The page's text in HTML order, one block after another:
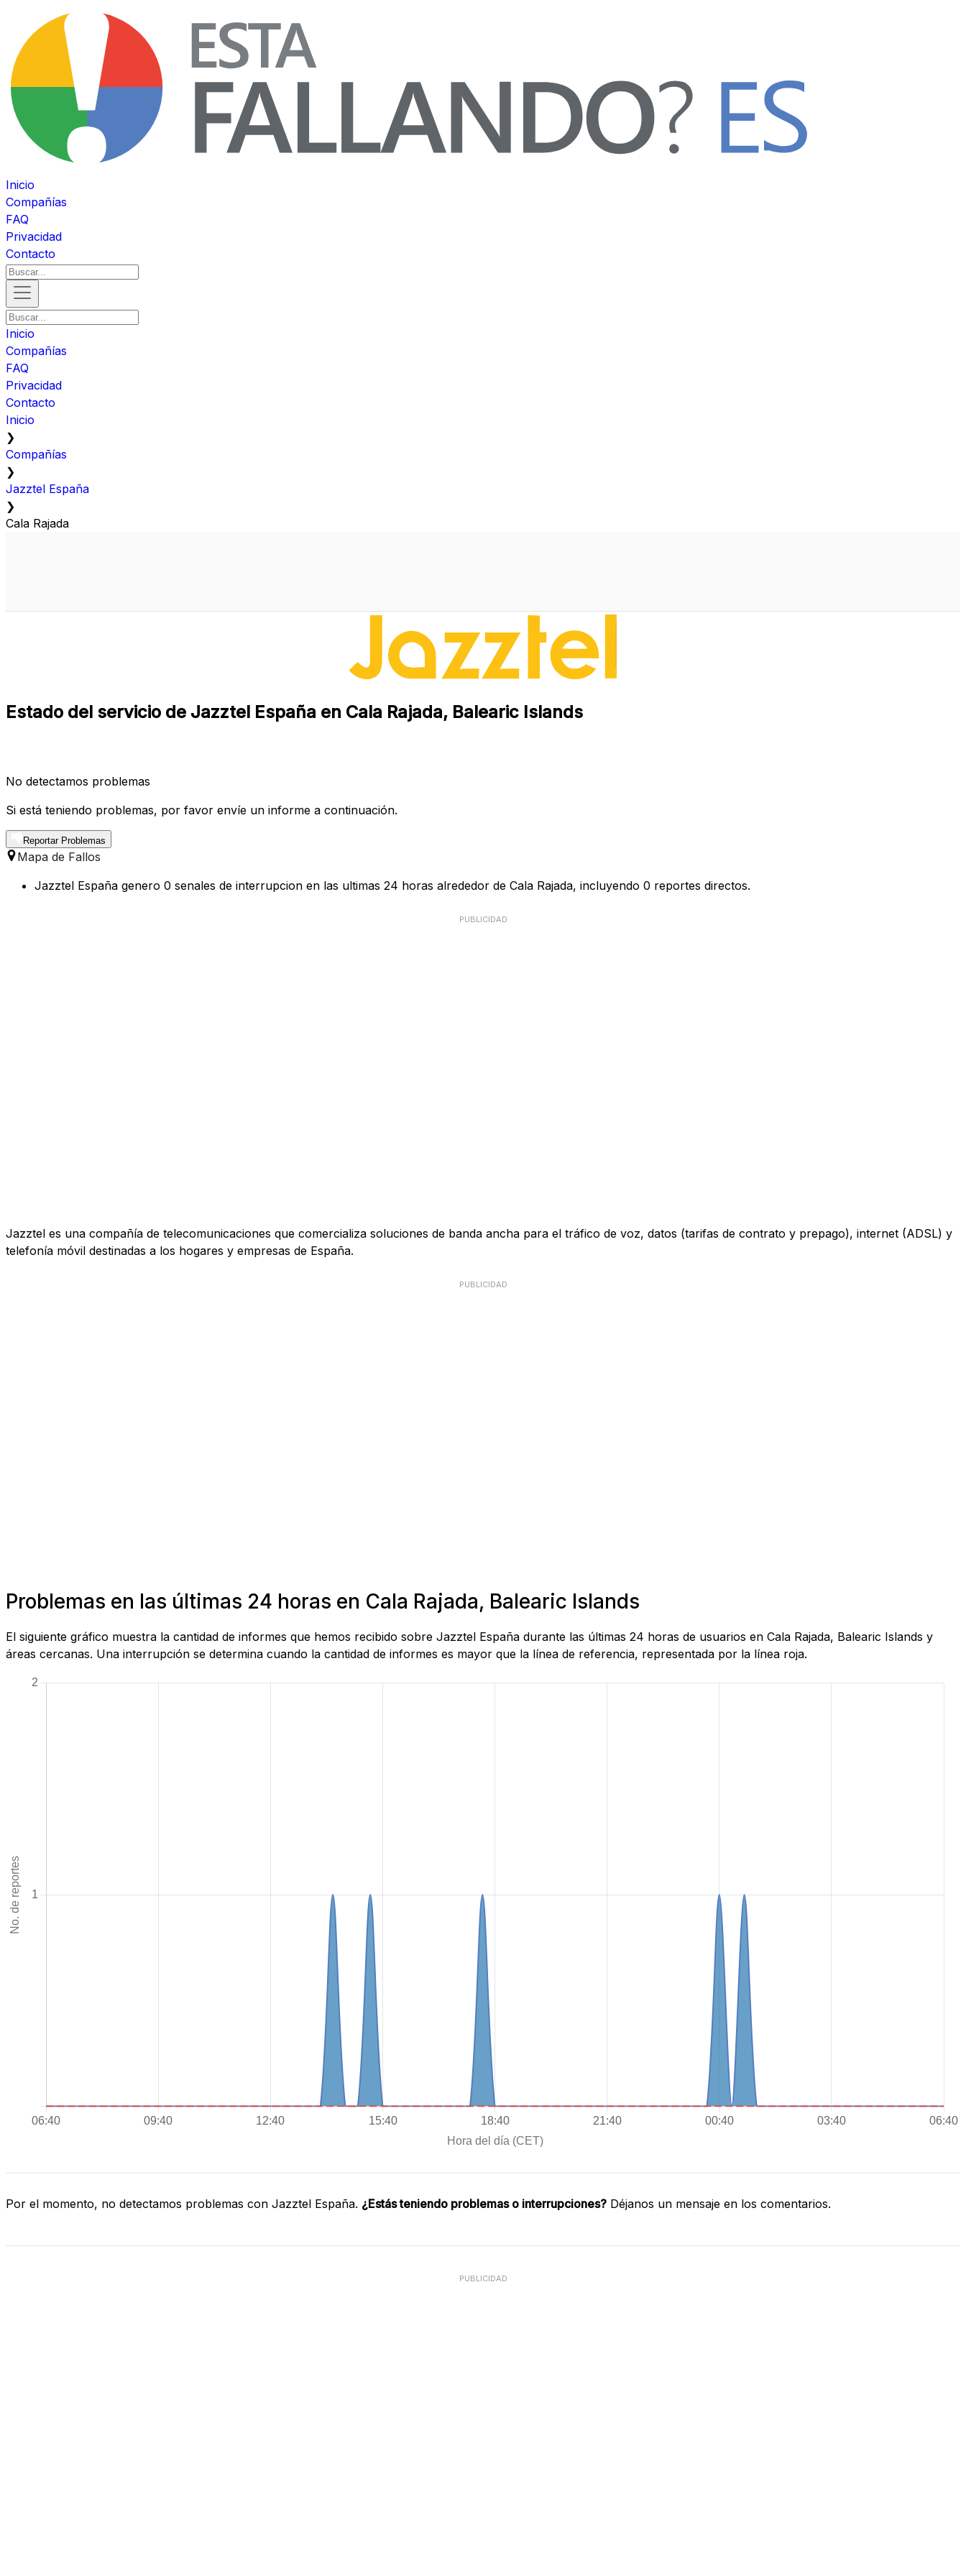
Inicio
Compañías
FAQ
Privacidad
Contacto
Inicio
Compañías
FAQ
Privacidad
Contacto
Inicio
❯
Compañías
❯
Jazztel España
❯
Cala Rajada
Estado del servicio de Jazztel España en Cala Rajada, Balearic Islands
No detectamos problemas
Si está teniendo problemas, por favor envíe un informe a continuación.
Reportar Problemas
Mapa de Fallos
Jazztel España genero 0 senales de interrupcion en las ultimas 24 horas alrededor de Cala Rajada, incluyendo 0 reportes directos.
PUBLICIDAD
Jazztel es una compañía de telecomunicaciones que comercializa soluciones de banda ancha para el tráfico de voz, datos (tarifas de contrato y prepago), internet (ADSL) y
telefonía móvil destinadas a los hogares y empresas de España.
PUBLICIDAD
Problemas en las últimas 24 horas en Cala Rajada, Balearic Islands
El siguiente gráfico muestra la cantidad de informes que hemos recibido sobre Jazztel España durante las últimas 24 horas de usuarios en Cala Rajada, Balearic Islands y
áreas cercanas. Una interrupción se determina cuando la cantidad de informes es mayor que la línea de referencia, representada por la línea roja.
Por el momento, no detectamos problemas con Jazztel España. ¿Estás teniendo problemas o interrupciones? Déjanos un mensaje en los comentarios.
PUBLICIDAD